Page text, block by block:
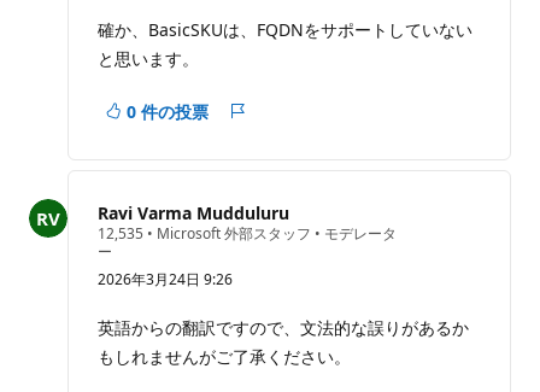
を
非
示
る
イ
ン
ト
確か、BasicSKUは、FQDNをサポートしていない
と思います。
0 件の投票
ー
Ravi Varma Mudduluru
12,535 評
の
ポ
ン
ト
• Microsoft 外部スタッフ • モデレータ
ー
2026年3月24日 9:26
英語からの翻訳ですので、文法的な誤りがあるか
もしれませんがご了承ください。